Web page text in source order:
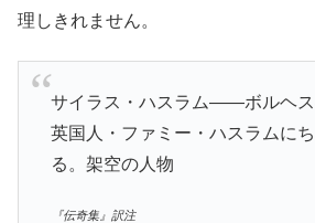
理しきれません。
サイラス・ハスラム――ボルヘ
英国人・ファミー・ハスラムに
る。架空の人物
『伝奇集』訳注